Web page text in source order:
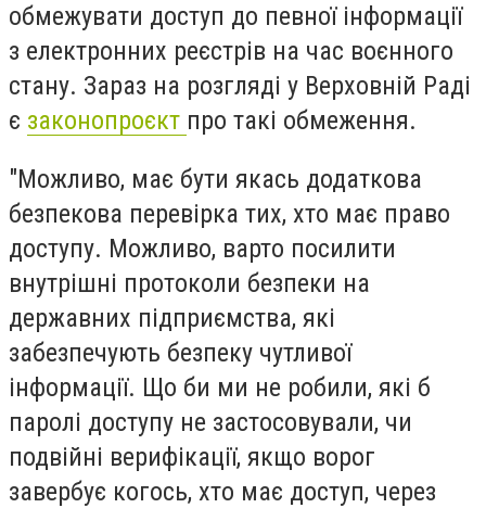
обмежувати доступ до певної інформації
з електронних реєстрів на час воєнного
стану. Зараз на розгляді у Верховній Раді
є законопроєкт про такі обмеження.
"Можливо, має бути якась додаткова
безпекова перевірка тих, хто має право
доступу. Можливо, варто посилити
внутрішні протоколи безпеки на
державних підприємства, які
забезпечують безпеку чутливої
інформації. Що би ми не робили, які б
паролі доступу не застосовували, чи
подвійні верифікації, якщо ворог
завербує когось, хто має доступ, через